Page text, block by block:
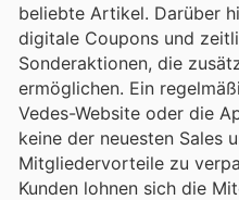
beliebte Artikel. Darüber
digitale Coupons und
Sonderaktionen, die
ermöglichen. Ein
Vedes-Website oder die
keine der neuesten Sales
Mitgliedervorteile zu
Kunden lohnen sich die